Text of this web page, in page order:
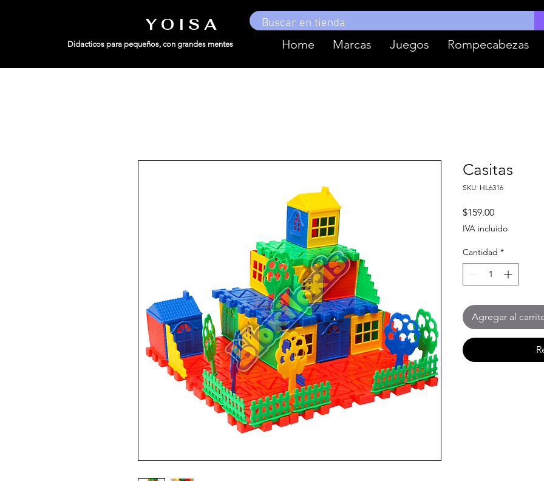
Y O I S A
Didacticos para pequeños, con grandes mentes Home Marcas Juegos Rompecabezas
Casitas
SKU: HL6316
$159.00Precio
IVA incluido
Cantidad *
Agregar al